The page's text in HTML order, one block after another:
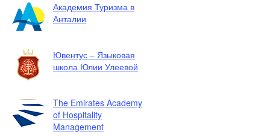
Академия Туризма в
Анталии
Ювентус – Языковая
школа Юлии Улеевой
The Emirates Academy
of Hospitality
Management